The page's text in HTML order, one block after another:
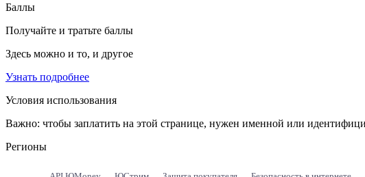
Баллы
Получайте и тратьте баллы
Здесь можно и то, и другое
Узнать подробнее
Условия использования
Важно: чтобы заплатить на этой странице, нужен именной или
Регионы